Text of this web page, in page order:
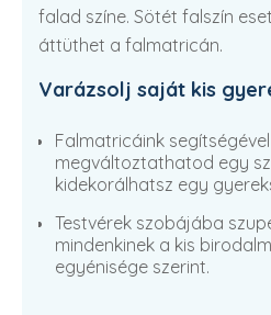
falad színe. Sötét falszín
áttüthet a falmatricán.
Varázsolj saját kis
Falmatricáink
megváltoztathatod egy
kidekorálhatsz egy
Testvérek szobájába
mindenkinek a kis
egyénisége szerint.